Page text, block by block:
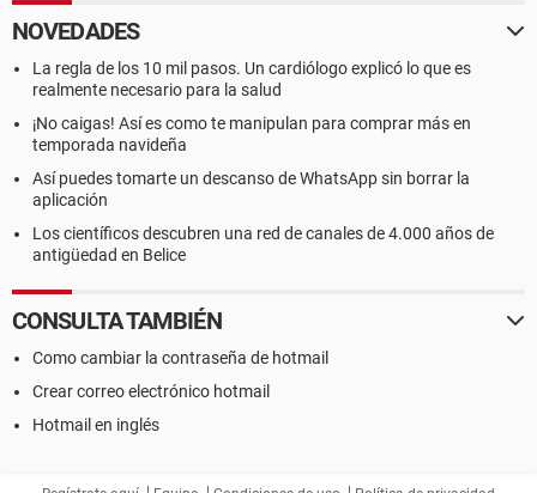
NOVEDADES
La regla de los 10 mil pasos. Un cardiólogo explicó lo que es
realmente necesario para la salud
¡No caigas! Así es como te manipulan para comprar más en
temporada navideña
Así puedes tomarte un descanso de WhatsApp sin borrar la
aplicación
Los científicos descubren una red de canales de 4.000 años de
antigüedad en Belice
CONSULTA TAMBIÉN
Como cambiar la contraseña de hotmail
Crear correo electrónico hotmail
Hotmail en inglés